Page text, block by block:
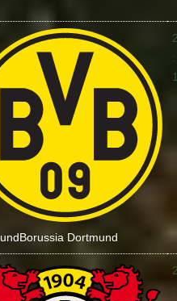
Borussia Dortmund
:
: